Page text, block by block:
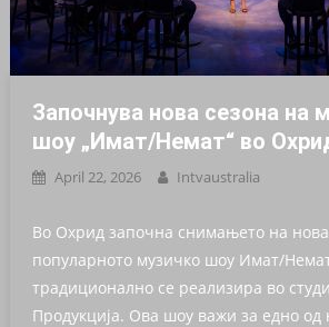
Започнува нова сезона на
шоу „Имат/Немат“ во
April 22, 2026 Intvaustralia
Во Охрид започна снимањето на
популарното музичко шоу Имат/
традиционално се реализира во
Продукција. Ова шоу важи за едно од